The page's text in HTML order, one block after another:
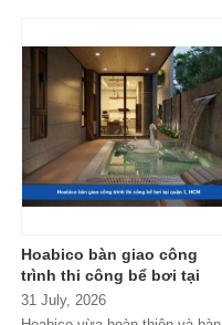
Hoabico bàn giao công
trình thi công bể bơi tại
quận 1, HCM
31 July, 2026